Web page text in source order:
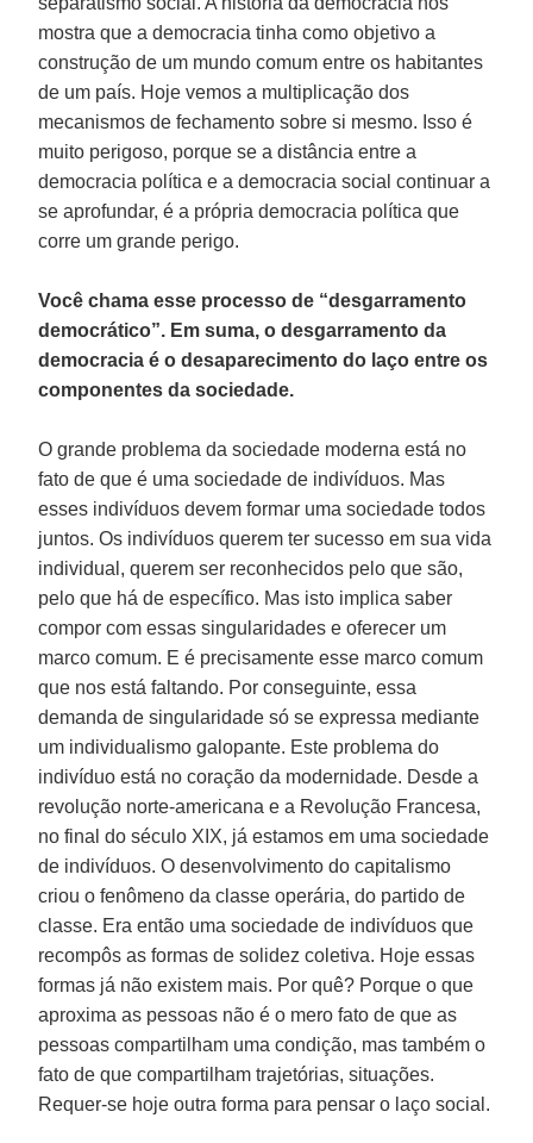
mostra que a democracia tinha como objetivo a
construção de um mundo comum entre os habitantes
de um país. Hoje vemos a multiplicação dos
mecanismos de fechamento sobre si mesmo. Isso é
muito perigoso, porque se a distância entre a
democracia política e a democracia social continuar a
se aprofundar, é a própria democracia política que
corre um grande perigo.
Você chama esse processo de “desgarramento
democrático”. Em suma, o desgarramento da
democracia é o desaparecimento do laço entre os
componentes da sociedade.
O grande problema da sociedade moderna está no
fato de que é uma sociedade de indivíduos. Mas
esses indivíduos devem formar uma sociedade todos
juntos. Os indivíduos querem ter sucesso em sua vida
individual, querem ser reconhecidos pelo que são,
pelo que há de específico. Mas isto implica saber
compor com essas singularidades e oferecer um
marco comum. E é precisamente esse marco comum
que nos está faltando. Por conseguinte, essa
demanda de singularidade só se expressa mediante
um individualismo galopante. Este problema do
indivíduo está no coração da modernidade. Desde a
revolução norte-americana e a Revolução Francesa,
no final do século XIX, já estamos em uma sociedade
de indivíduos. O desenvolvimento do capitalismo
criou o fenômeno da classe operária, do partido de
classe. Era então uma sociedade de indivíduos que
recompôs as formas de solidez coletiva. Hoje essas
formas já não existem mais. Por quê? Porque o que
aproxima as pessoas não é o mero fato de que as
pessoas compartilham uma condição, mas também o
fato de que compartilham trajetórias, situações.
Requer-se hoje outra forma para pensar o laço social.